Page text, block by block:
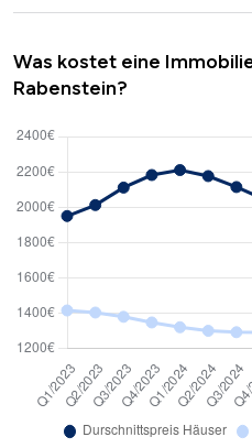
Was kostet eine
Rabenstein?